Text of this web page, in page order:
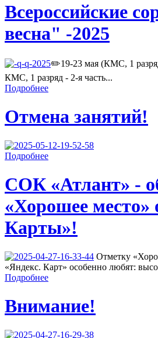
Всероссийские
весна" -2025
✏️19-23 мая (КМС, 1
КМС, 1 разряд - 2-я часть...
Подробнее
Отмена занятий!
Подробнее
СОК «Атлант» -
«Хорошее место»
Карты»!
Отметку
«Яндекс. Карт» особенно любят:
Подробнее
Внимание!